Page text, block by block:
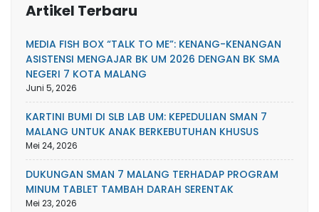
Artikel Terbaru
MEDIA FISH BOX “TALK TO ME”: KENANG-KENANGAN
ASISTENSI MENGAJAR BK UM 2026 DENGAN BK SMA
NEGERI 7 KOTA MALANG
Juni 5, 2026
KARTINI BUMI DI SLB LAB UM: KEPEDULIAN SMAN 7
MALANG UNTUK ANAK BERKEBUTUHAN KHUSUS
Mei 24, 2026
DUKUNGAN SMAN 7 MALANG TERHADAP PROGRAM
MINUM TABLET TAMBAH DARAH SERENTAK
Mei 23, 2026